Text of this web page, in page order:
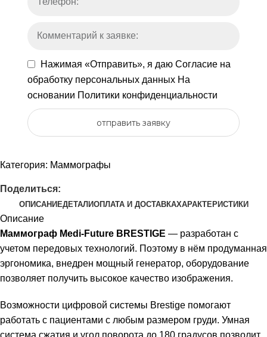
Нажимая «Отправить», я даю Согласие на
обработку персональных данных На
основании Политики конфиденциальности
отправить заявку
Категория: Маммографы
Поделиться:
ОПИСАНИЕДЕТАЛИОПЛАТА И ДОСТАВКАХАРАКТЕРИСТИКИ
Описание
Маммограф Medi-Future BRESTIGE — разработан с
учетом передовых технологий. Поэтому в нём продуманная
эргономика, внедрен мощный генератор, оборудование
позволяет получить высокое качество изображения.
Возможности цифровой системы Brestige помогают
работать с пациентами с любым размером груди. Умная